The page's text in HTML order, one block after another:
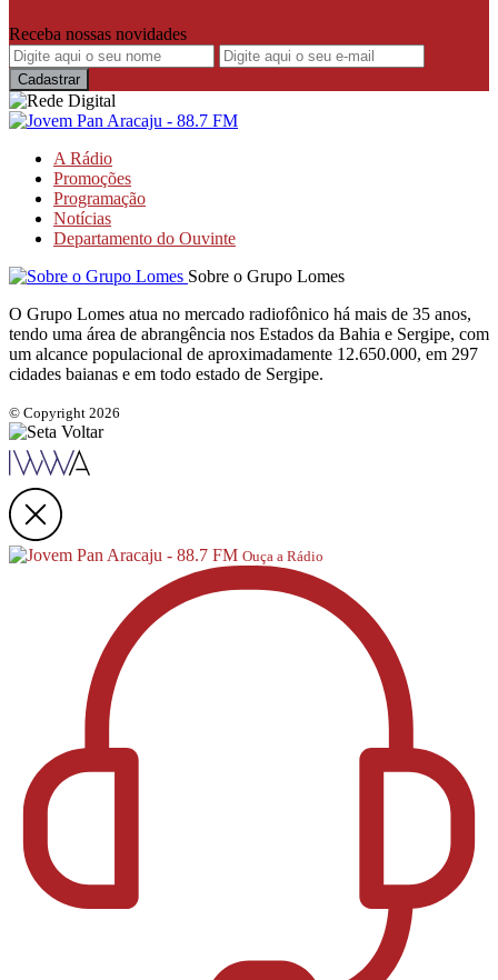
Receba nossas novidades
A Rádio
Promoções
Programação
Notícias
Departamento do Ouvinte
Sobre o Grupo Lomes
O Grupo Lomes atua no mercado radiofônico há mais de 35 anos,
tendo uma área de abrangência nos Estados da Bahia e Sergipe, com
um alcance populacional de aproximadamente 12.650.000, em 297
cidades baianas e em todo estado de Sergipe.
© Copyright 2026
Ouça a Rádio